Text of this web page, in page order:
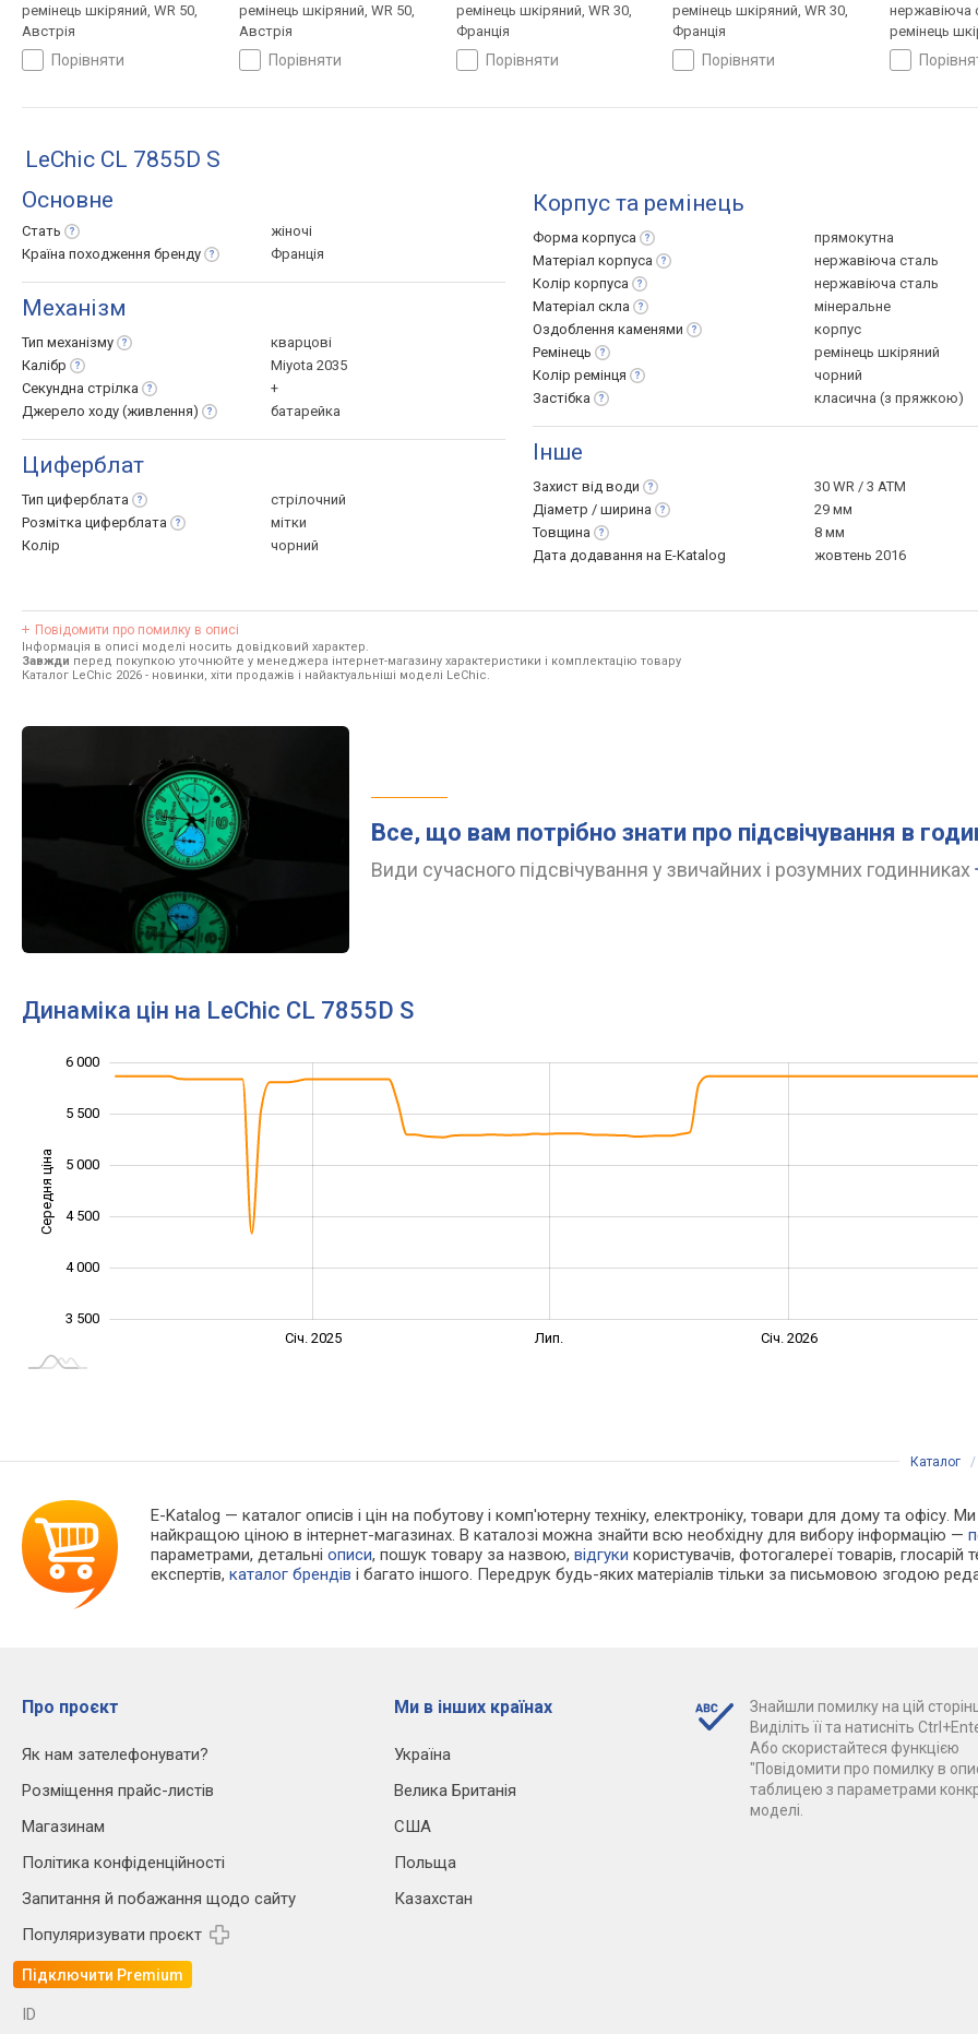
ремінець шкіряний, WR 50,
Австрія
порівняти
ремінець шкіряний, WR 50,
Австрія
порівняти
ремінець шкіряний, WR 30,
Франція
порівняти
ремінець шкіряний, WR 30,
Франція
порівняти
нержавіюча
ремінець
Японія
LeChic CL 7855D S
Основне
Стать
жіночі
Країна походження бренду Франція
Механізм
Тип механізму
кварцові
Калібр
Miyota 2035
Секундна стрілка
+
Джерело ходу (живлення) батарейка
Циферблат
Тип циферблата
стрілочний
Розмітка циферблата
мітки
Колір
чорний
Корпус та ремінець
Форма корпуса
прямокутна
Матеріал корпуса
нержавіюча сталь
Колір корпуса
нержавіюча сталь
Матеріал скла
мінеральне
Оздоблення каменями
корпус
Ремінець
ремінець шкіряний
Колір ремінця
чорний
Застібка
класична (з пряжкою)
Інше
Захист від води
30 WR / 3 ATM
Діаметр / ширина
29 мм
Товщина
8 мм
Дата додавання на E-Katalog
жовтень 2016
Повідомити про помилку в описі
Інформація в описі моделі носить довідковий характер.
Завжди перед покупкою уточнюйте у менеджера інтернет-магазину характеристики і комплектацію товару
Каталог LeChic 2026 - новинки, хіти продажів і найактуальніші моделі LeChic.
Все, що вам потрібно знати про підсвічування в
Види сучасного підсвічування у звичайних і розумних годинниках
Динаміка цін на LeChic CL 7855D S
Середня ціна
3 500
4 000
4 500
5 000
5 500
6 000
Січ. 2025 Лип. Січ. 2026
Каталог /
E-Katalog — каталог описів і цін на побутову і комп'ютерну техніку, електроніку, товари для дому та офісу.
найкращою ціною в інтернет-магазинах. В каталозі можна знайти всю необхідну для вибору інформацію —
параметрами, детальніописи, пошук товару за назвою,відгуки користувачів, фотогалереї товарів, глосарій
експертів,каталог брендів і багато іншого. Передрук будь-яких матеріалів тільки за письмовою згодою
Про проєкт
Як нам зателефонувати?
Розміщення прайс-листів
Магазинам
Політика конфіденційності
Запитання й побажання щодо сайту
Популяризувати проєкт
Підключити Premium
Ми в інших країнах
Україна
Велика Британія
США
Польща
Казахстан
Знайшли помилку на цій
Виділіть її та натисніть
Або скористайтеся функцією
"Повідомити про помилку в
таблицею з параметрами
моделі.
ID